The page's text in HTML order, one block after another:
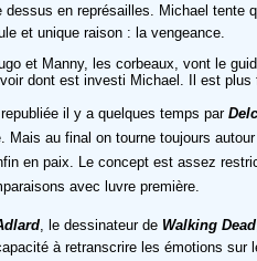
dessus en représailles. Michael
et unique raison : la vengeance.
et Manny, les corbeaux, vont le
dont est investi Michael. Il est
il y a quelques temps par
Mais au final on tourne toujours
en paix. Le concept est assez
avec luvre première.
, le dessinateur de Walking Dead
à retranscrire les émotions sur